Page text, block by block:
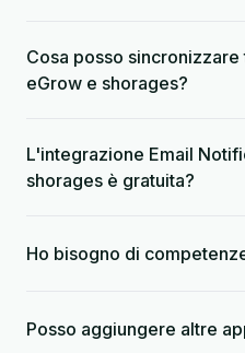
Cosa posso
eGrow e shorages?
L'integrazione Email
shorages è gratuita?
Ho bisogno di
Posso aggiungere altre